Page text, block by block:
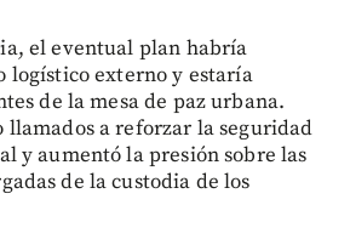
el eventual plan habría
logístico externo y estaría
de la mesa de paz urbana.
llamados a reforzar la seguridad
y aumentó la presión sobre las
de la custodia de los